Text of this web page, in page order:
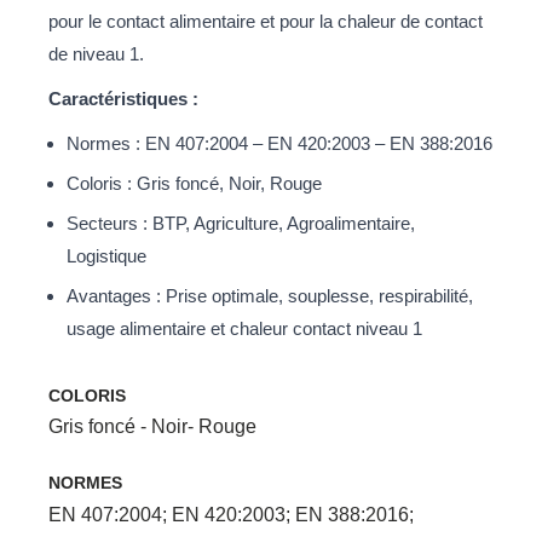
pour le contact alimentaire et pour la chaleur de contact
de niveau 1.
Caractéristiques :
Normes : EN 407:2004 – EN 420:2003 – EN 388:2016
Coloris : Gris foncé, Noir, Rouge
Secteurs : BTP, Agriculture, Agroalimentaire,
Logistique
Avantages : Prise optimale, souplesse, respirabilité,
usage alimentaire et chaleur contact niveau 1
COLORIS
Gris foncé - Noir- Rouge
NORMES
EN 407:2004; EN 420:2003; EN 388:2016;